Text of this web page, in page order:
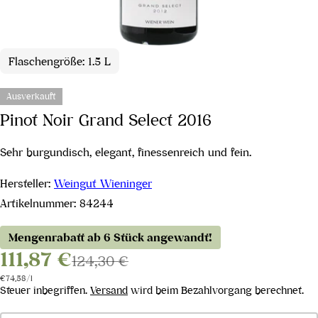
Flaschengröße: 1.5 L
Ausverkauft
Pinot Noir Grand Select 2016
Sehr burgundisch, elegant, finessenreich und fein.
Hersteller: Weingut Wieninger
Artikelnummer: 84244
Mengenrabatt ab 6 Stück angewandt!
111,87 €124,30 €
Stückpreis
€74,58/pro
l
Steuer inbegriffen. Versand wird beim Bezahlvorgang berechnet.